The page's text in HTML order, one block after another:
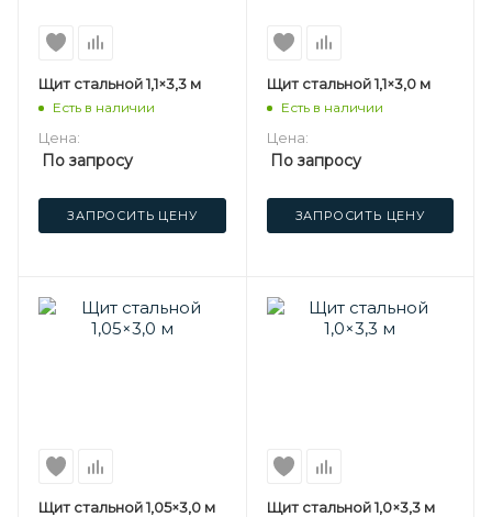
Щит стальной 1,1×3,3 м
Есть в наличии
Цена:
По запросу
ЗАПРОСИТЬ ЦЕНУ
Щит стальной 1,1×3,0 м
Есть в наличии
Цена:
По запросу
ЗАПРОСИТЬ ЦЕНУ
Щит стальной 1,05×3,0 м Щит стальной 1,0×3,3 м